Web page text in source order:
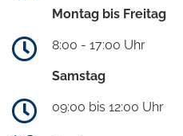
Montag bis Freitag
8:00 - 17:00 Uhr
Samstag
09:00 bis 12:00 Uhr